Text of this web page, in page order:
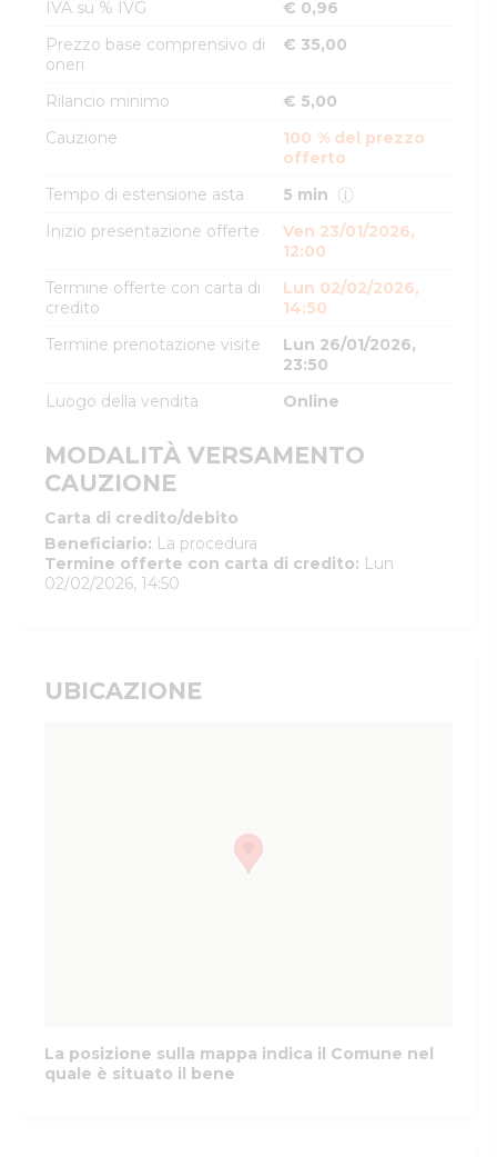
IVA su % IVG
€ 0,96
Prezzo base comprensivo di
oneri
€ 35,00
Rilancio minimo
€ 5,00
Cauzione
100 % del prezzo
offerto
Tempo di estensione asta
5 min
Inizio presentazione offerte
Ven 23/01/2026,
12:00
Termine offerte con carta di
credito
Lun 02/02/2026,
14:50
Termine prenotazione visite
Lun 26/01/2026,
23:50
Luogo della vendita
Online
MODALITÀ VERSAMENTO
CAUZIONE
Carta di credito/debito
Beneficiario: La procedura
Termine offerte con carta di credito: Lun
02/02/2026, 14:50
UBICAZIONE
La posizione sulla mappa indica il Comune nel
quale è situato il bene